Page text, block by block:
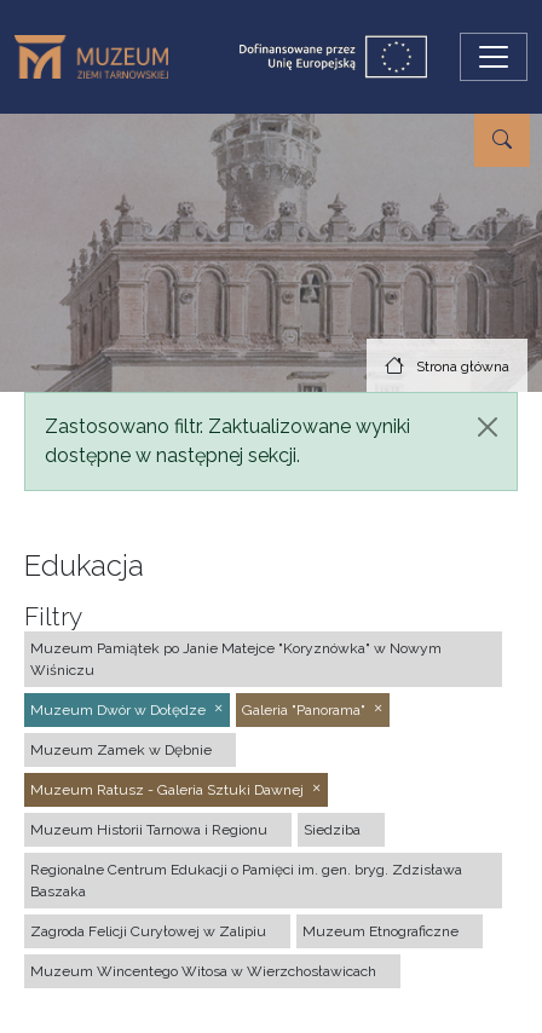
Strona główna
Komunikat
Zastosowano filtr. Zaktualizowane wyniki
dostępne w następnej sekcji.
Edukacja
Filtry
Muzeum Pamiątek po Janie Matejce "Koryznówka" w Nowym
Wiśniczu
Muzeum Dwór w Dołędze Galeria "Panorama"
Muzeum Zamek w Dębnie
Muzeum Ratusz - Galeria Sztuki Dawnej
Muzeum Historii Tarnowa i Regionu Siedziba
Regionalne Centrum Edukacji o Pamięci im. gen. bryg. Zdzisława
Baszaka
Zagroda Felicji Curyłowej w Zalipiu Muzeum Etnograficzne
Muzeum Wincentego Witosa w Wierzchosławicach